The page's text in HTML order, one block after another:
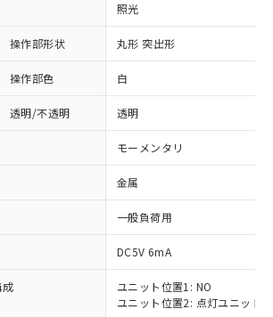
照光
操作部形状 丸形 突出形
操作部色 白
透明/不透明 透明
モーメンタリ
金属
一般負荷用
DC5V 6mA
成
ユニット位置1: NO
ユニット位置2: 点灯ユニット